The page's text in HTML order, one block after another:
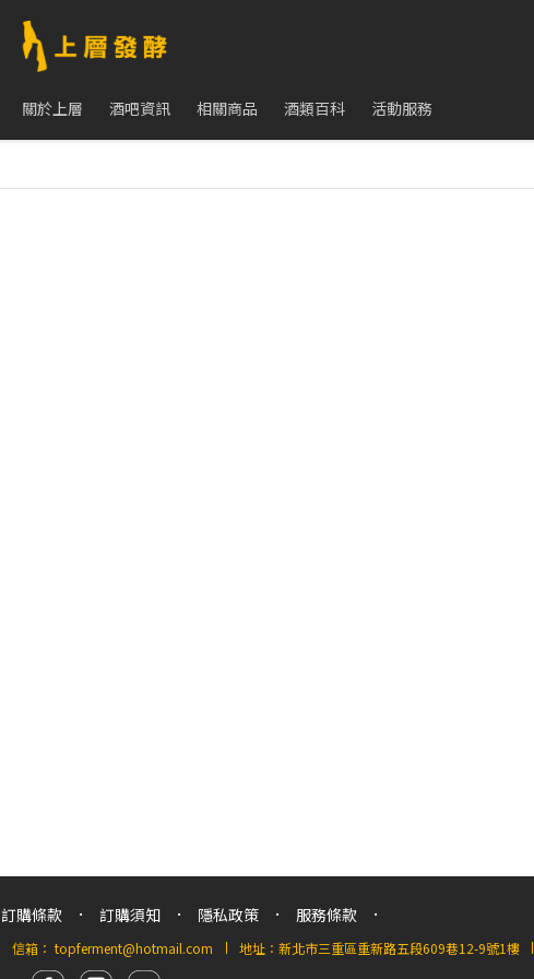
關於上層 酒吧資訊 相關商品 酒類百科 活動服務
訂購條款 訂購須知 隱私政策 服務條款
信箱： topferment@hotmail.com 地址：新北市三重區重新路五段609巷12-9號1樓